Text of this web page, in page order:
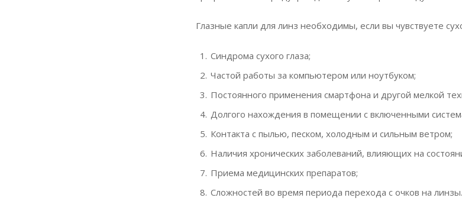
Глазные капли для линз необходимы, если вы чувствуете
Синдрома сухого глаза;
Частой работы за компьютером или ноутбуком;
Постоянного применения смартфона и другой мелкой
Долгого нахождения в помещении с включенными
Контакта с пылью, песком, холодным и сильным ветром;
Наличия хронических заболеваний, влияющих на
Приема медицинских препаратов;
Сложностей во время периода перехода с очков на линзы.